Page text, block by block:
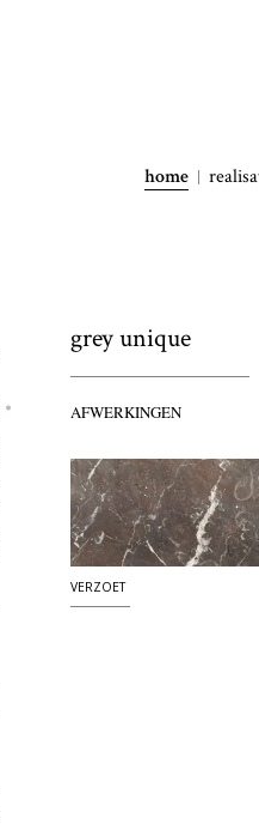
home
grey unique
AFWERKINGEN
VERZOET